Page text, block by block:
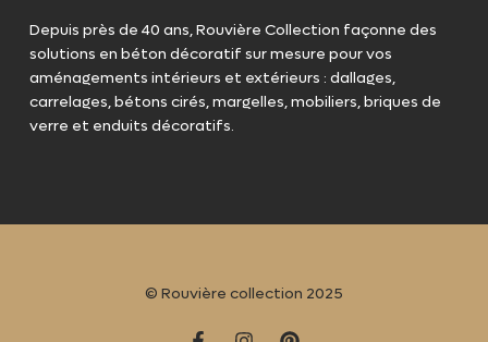
Depuis près de 40 ans, Rouvière Collection façonne des
solutions en béton décoratif sur mesure pour vos
aménagements intérieurs et extérieurs : dallages,
carrelages, bétons cirés, margelles, mobiliers, briques de
verre et enduits décoratifs.
© Rouvière collection 2025